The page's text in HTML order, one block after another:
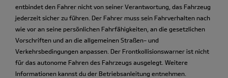
entbindet den Fahrer nicht von seiner Verantwortung, das Fahrzeug
jederzeit sicher zu führen. Der Fahrer muss sein Fahrverhalten nach
wie vor an seine persönlichen Fahrfähigkeiten, an die gesetzlichen
Vorschriften und an die allgemeinen Straßen- und
Verkehrsbedingungen anpassen. Der Frontkollisionswarner ist nicht
für das autonome Fahren des Fahrzeugs ausgelegt. Weitere
Informationen kannst du der Betriebsanleitung entnehmen.